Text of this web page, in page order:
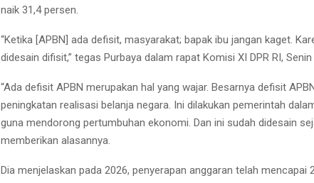
naik 31,4 persen.
“Ketika [APBN] ada defisit, masyarakat; bapak ibu jangan kaget.
didesain difisit,” tegas Purbaya dalam rapat Komisi XI DPR RI,
“Ada defisit APBN merupakan hal yang wajar. Besarnya defisit
peningkatan realisasi belanja negara. Ini dilakukan pemerintah
guna mendorong pertumbuhan ekonomi. Dan ini sudah didesain
memberikan alasannya.
Dia menjelaskan pada 2026, penyerapan anggaran telah mencapai